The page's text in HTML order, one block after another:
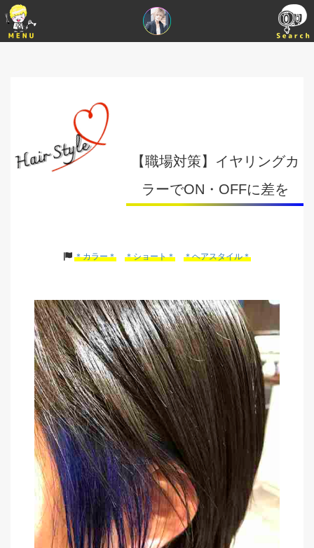
【職場対策】イヤリングカ
ラーでON・OFFに差を
＊カラー＊ ＊ショート＊ ＊ヘアスタイル＊